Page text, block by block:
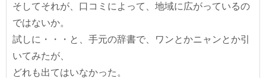
そしてそれが、口コミによって、地域に広がっているの
ではないか。
試しに・・・と、手元の辞書で、ワンとかニャンとか引
いてみたが、
どれも出てはいなかった。